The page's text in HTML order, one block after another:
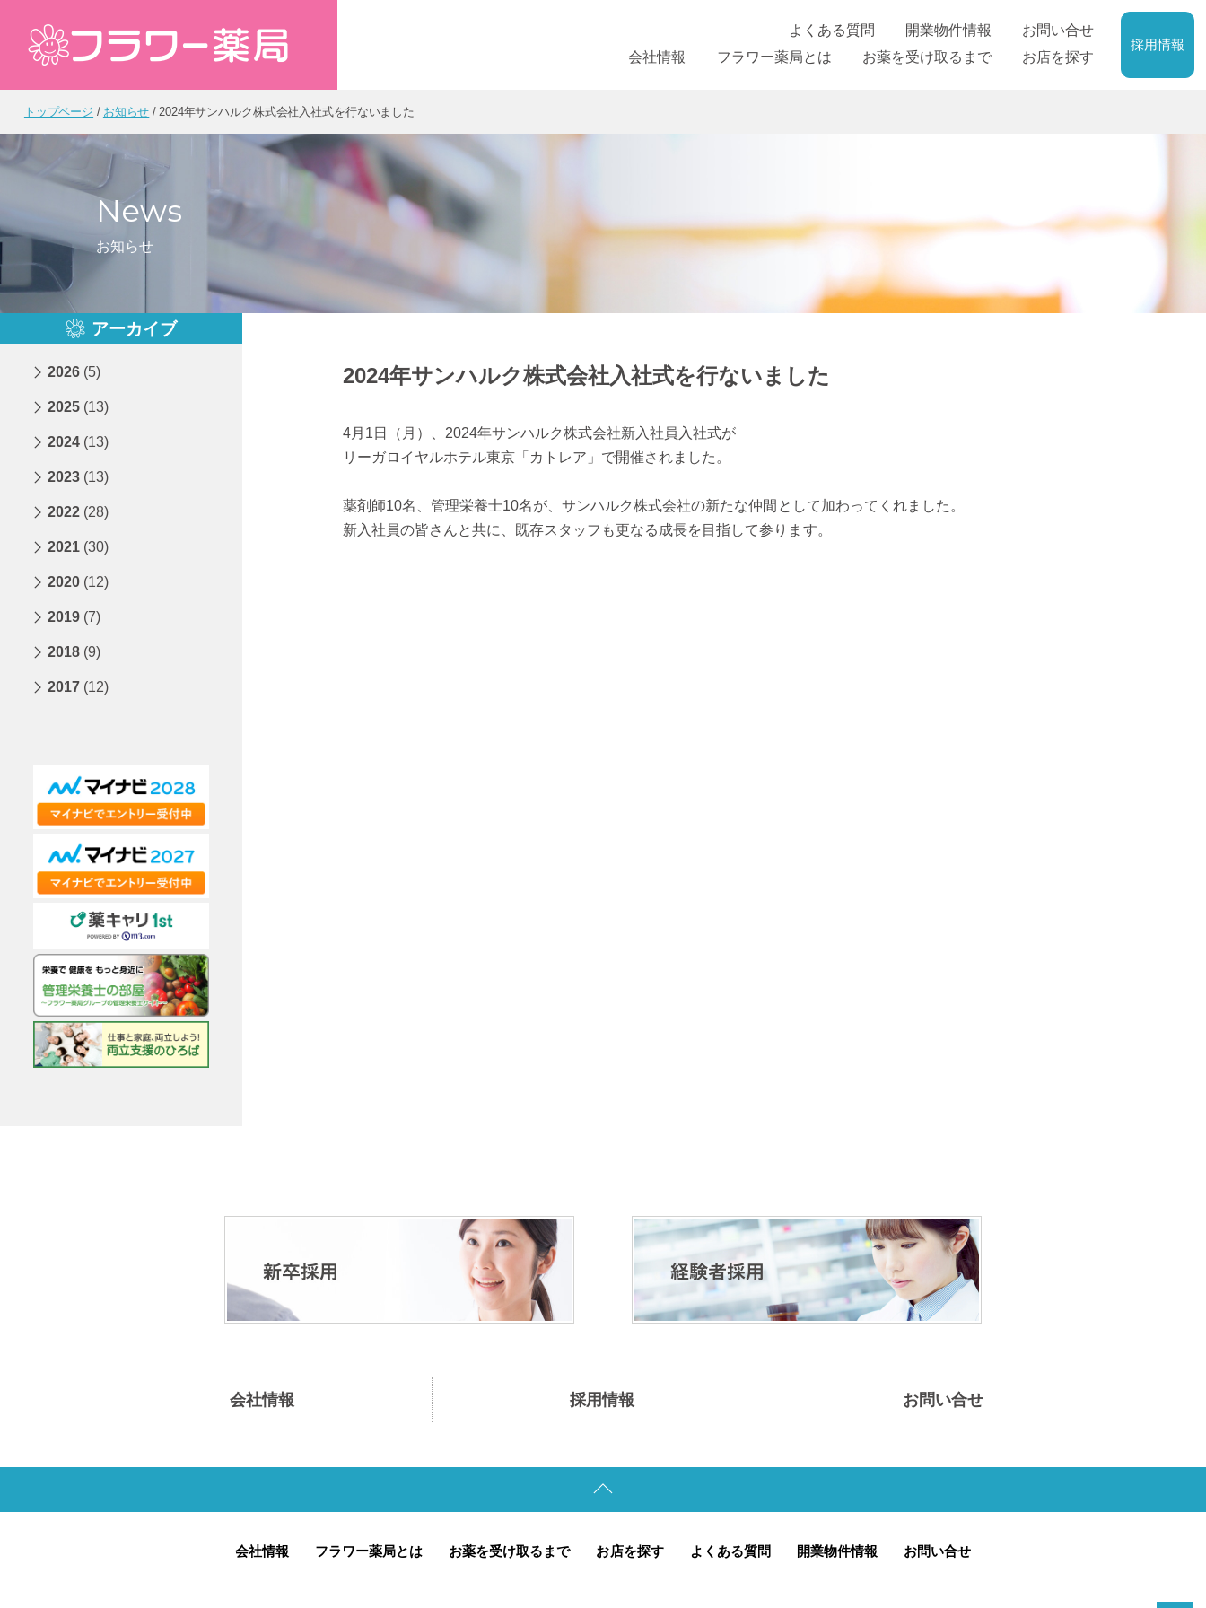
よくある質問 開業物件情報
お問い合せ
会社情報
フラワー薬局とは お薬を受け取るまで お店を探す
採用情報
トップページ お知らせ 2024年サンハルク株式会社入社式を行ないました
News
お知らせ
2024年サンハルク株式会社入社式を行ないました
4月1日（月）、2024年サンハルク株式会社新入社員入社式が
リーガロイヤルホテル東京「カトレア」で開催されました。
薬剤師10名、管理栄養士10名が、サンハルク株式会社の新たな仲間として加わってくれました。
新入社員の皆さんと共に、既存スタッフも更なる成長を目指して参ります。
アーカイブ
2026 (5)
2025 (13)
2024 (13)
2023 (13)
2022 (28)
2021 (30)
2020 (12)
2019 (7)
2018 (9)
2017 (12)
会社情報 採用情報 お問い合せ
会社情報 フラワー薬局とは お薬を受け取るまで お店を探す よくある質問 開業物件情報 お問い合せ